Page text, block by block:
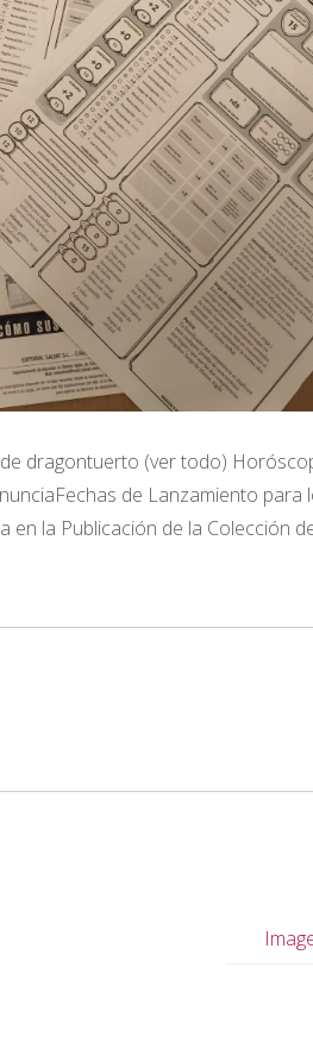
dragontuerto (ver todo)
de Lanzamiento para
la Publicación de la Colección